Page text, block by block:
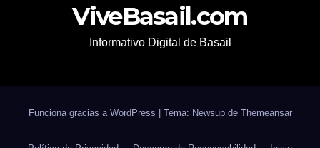
ViveBasail.com
Informativo Digital de Basail
Funciona gracias a WordPress Tema: Newsup de Themeansar